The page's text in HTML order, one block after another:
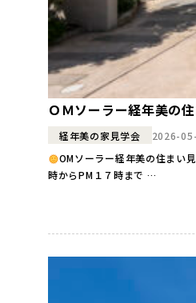
ＯＭソーラー経年美の
経年美の家見学会
2026-
OMソーラー経年美の住まい
時からPM１７時まで …